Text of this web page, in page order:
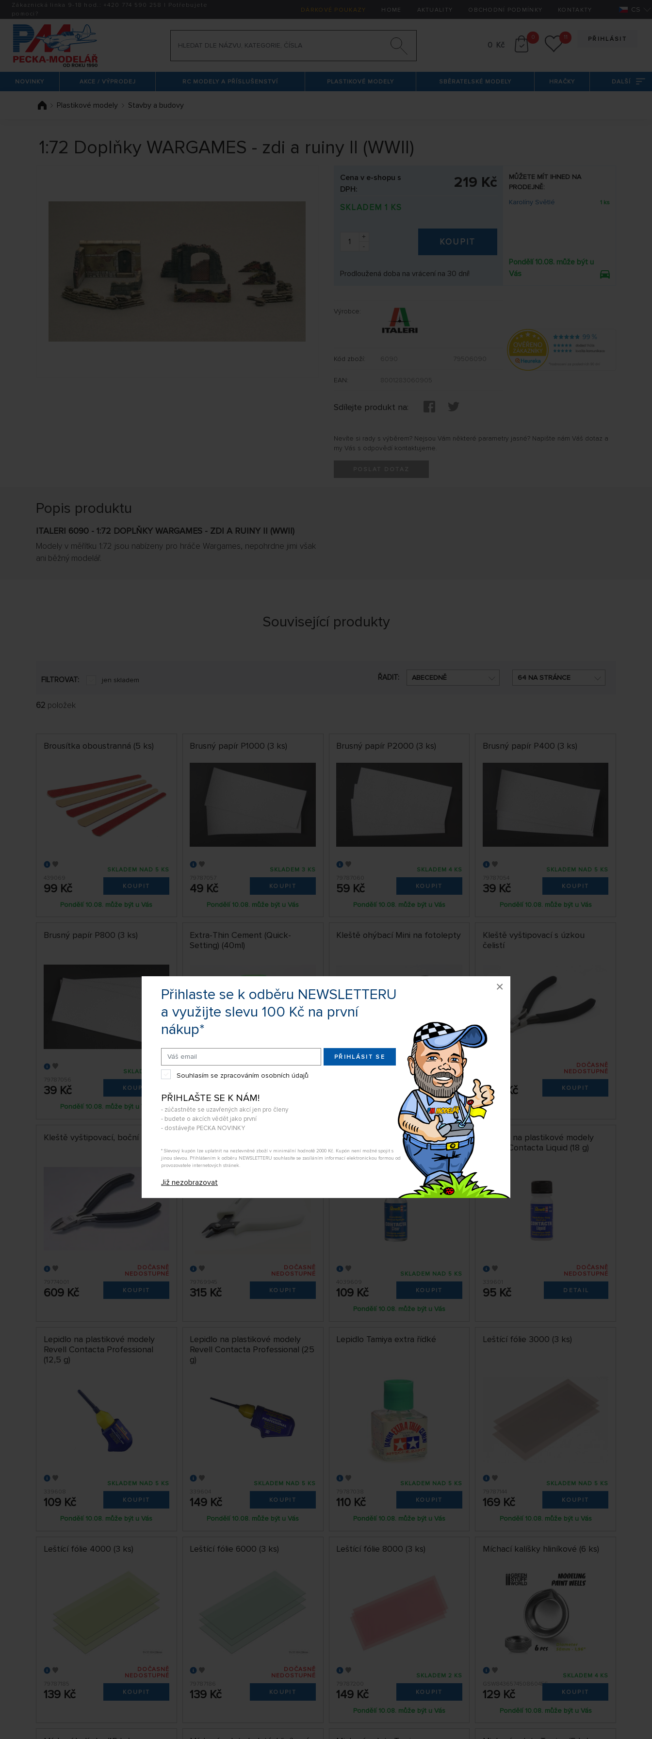
Přihlaste se k odběru NEWSLETTERU
a využijte slevu 100 Kč na první
nákup*
PŘIHLÁSIT SE
Souhlasím se zpracováním osobních údajů
PŘIHLAŠTE SE K NÁM!
- zúčastněte se uzavřených akcí jen pro členy
- budete o akcích vědět jako první
- dostávejte PECKA NOVINKY
* Slevový kupón lze uplatnit na nezlevněné zboží v minimální hodnotě 2000 Kč. Kupón není možné spojit s
jinou slevou. Přihlášením k odběru NEWSLETTERU souhlasíte se zasíláním informací elektronickou formou od
provozovatele internetových stránek.
Již nezobrazovat
×
Zákaznická linka 9-18 hod.: +420 774 590 258 | Potřebujete
pomoci?
DÁRKOVÉ POUKAZY HOME AKTUALITY OBCHODNÍ PODMÍNKY KONTAKTY CS
PŘIHLÁSIT
0 Kč
0 11
NOVINKY AKCE / VÝPRODEJ RC MODELY A PŘÍSLUŠENSTVÍ PLASTIKOVÉ MODELY SBĚRATELSKÉ MODELY HRAČKY DALŠÍ
Plastikové modely Stavby a budovy
1:72 Doplňky WARGAMES - zdi a ruiny II (WWII)
Cena v e-shopu s
DPH:
219 Kč
SKLADEM 1 KS
+
-
KOUPIT
Prodloužená doba na vrácení na 30 dní!
MŮŽETE MÍT IHNED NA
PRODEJNĚ:
Karolíny Světlé
1 ks
Pondělí 10.08. může být u
Vás
Výrobce:
Kód zboží: 6090 79506090
EAN: 8001283060905
Sdílejte produkt na:
Nevíte si rady s výběrem? Nejsou Vám některé parametry jasné? Napište nám Váš dotaz a
my Vás s odpovědí kontaktujeme.
Popis produktu
ITALERI 6090 - 1:72 DOPLŇKY WARGAMES - ZDI A RUINY II (WWII)
Modely v měřítku 1:72 jsou nabízeny pro hráče Wargames, nepohrdne jimi však
ani běžný modelář.
Související produkty
FILTROVAT: jen skladem ŘADIT: ABECEDNĚ 64 NA STRÁNCE
62 položek
Brousítka oboustranná (5 ks)
439069
99 Kč
SKLADEM NAD 5 KS
KOUPIT
Pondělí 10.08. může být u Vás
Brusný papír P1000 (3 ks)
79787057
49 Kč
SKLADEM 3 KS
KOUPIT
Pondělí 10.08. může být u Vás
Brusný papír P2000 (3 ks)
79787060
59 Kč
SKLADEM 4 KS
KOUPIT
Pondělí 10.08. může být u Vás
Brusný papír P400 (3 ks)
79787054
39 Kč
SKLADEM NAD 5 KS
KOUPIT
Pondělí 10.08. může být u Vás
Brusný papír P800 (3 ks)
79787056
39 Kč
SKLADEM 5 KS
KOUPIT
Pondělí 10.08. může být u Vás
Extra-Thin Cement (Quick-
Setting) (40ml)
79787182
115 Kč
SKLADEM NAD 5 KS
Pondělí 10.08. může být u Vás
Kleště ohýbací Mini na fotolepty
SKLADEM 3 KS
KOUPIT
Pondělí 10.08. může být u Vás
Kleště vyštipovací s úzkou
čelistí
929 Kč
DOČASNĚ
NEDOSTUPNÉ
KOUPIT
Kleště vyštipovací, boční
79774001
609 Kč
DOČASNĚ
NEDOSTUPNÉ
KOUPIT
79769945
315 Kč
DOČASNĚ
NEDOSTUPNÉ
KOUPIT
Lepidlo na plastikové modely
Revell Contacta Clear (20g)
4039609
109 Kč
SKLADEM NAD 5 KS
KOUPIT
Pondělí 10.08. může být u Vás
Lepidlo na plastikové modely
Revell Contacta Liquid (18 g)
339601
95 Kč
DOČASNĚ
NEDOSTUPNÉ
DETAIL
Lepidlo na plastikové modely
Revell Contacta Professional
(12,5 g)
339608
109 Kč
SKLADEM NAD 5 KS
KOUPIT
Pondělí 10.08. může být u Vás
Lepidlo na plastikové modely
Revell Contacta Professional (25
g)
339604
149 Kč
SKLADEM NAD 5 KS
KOUPIT
Pondělí 10.08. může být u Vás
Lepidlo Tamiya extra řídké
79787038
110 Kč
SKLADEM NAD 5 KS
KOUPIT
Pondělí 10.08. může být u Vás
Leštící fólie 3000 (3 ks)
79787144
169 Kč
SKLADEM NAD 5 KS
KOUPIT
Pondělí 10.08. může být u Vás
Leštící fólie 4000 (3 ks)
79787185
139 Kč
DOČASNĚ
NEDOSTUPNÉ
KOUPIT
Leštící fólie 6000 (3 ks)
79787186
139 Kč
DOČASNĚ
NEDOSTUPNÉ
KOUPIT
Leštící fólie 8000 (3 ks)
79787200
149 Kč
SKLADEM 2 KS
KOUPIT
Pondělí 10.08. může být u Vás
Míchací kalíšky hliníkové (6 ks)
GSW8436574508604ES
129 Kč
SKLADEM 4 KS
KOUPIT
Pondělí 10.08. může být u Vás